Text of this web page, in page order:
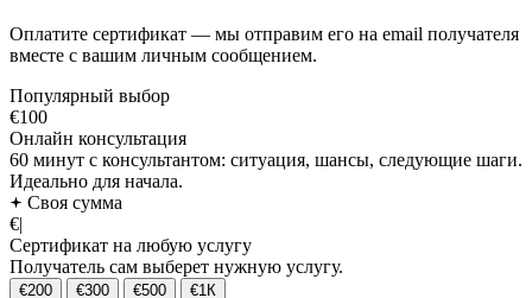
Оплатите сертификат — мы отправим его на email получателя
вместе с вашим личным сообщением.
Популярный выбор
€100
Онлайн консультация
60 минут с консультантом: ситуация, шансы, следующие шаги.
Идеально для начала.
Своя сумма
€|
Сертификат на любую услугу
Получатель сам выберет нужную услугу.
€200 €300 €500 €1К